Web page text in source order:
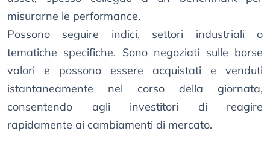
misurarne le performance.
Possono seguire indici, settori industriali o
tematiche specifiche. Sono negoziati sulle borse
valori e possono essere acquistati e venduti
istantaneamente nel corso della giornata,
consentendo agli investitori di reagire
rapidamente ai cambiamenti di mercato.